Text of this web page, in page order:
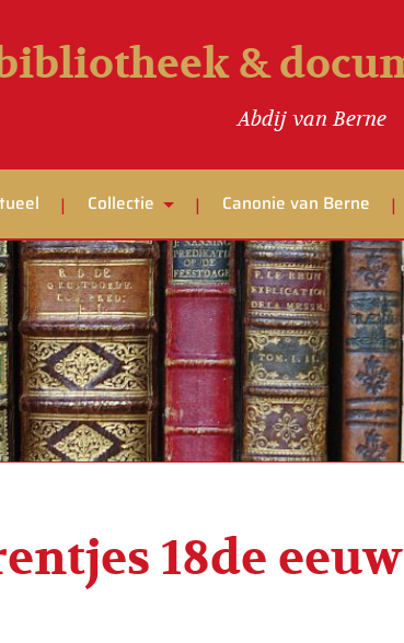
&
Abdij van Berne
Collectie Canonie van Berne
18de eeuw